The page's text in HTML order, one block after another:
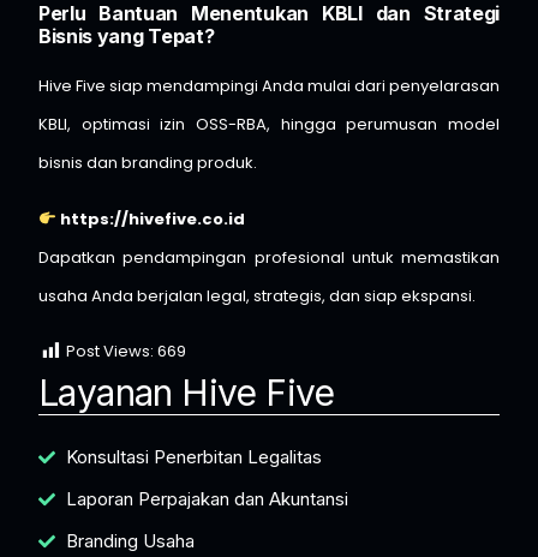
Perlu Bantuan Menentukan KBLI dan Strategi
Bisnis yang Tepat?
Hive Five siap mendampingi Anda mulai dari penyelarasan
KBLI, optimasi izin OSS-RBA, hingga perumusan model
bisnis dan branding produk.
https://hivefive.co.id
Dapatkan pendampingan profesional untuk memastikan
usaha Anda berjalan legal, strategis, dan siap ekspansi.
Post Views: 669
Layanan Hive Five
Konsultasi Penerbitan Legalitas
Laporan Perpajakan dan Akuntansi
Branding Usaha